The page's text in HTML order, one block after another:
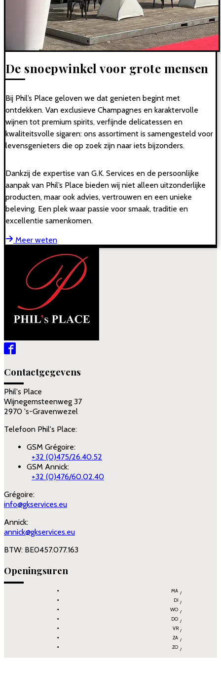
De snoepwinkel voor grote mensen
Bij Phil’s Place geloven we dat genieten begint met
ontdekken. Van exclusieve Champagnes en karaktervolle
wijnen tot premium spirits, verfijnde delicatessen en
kwaliteitsvolle sigaren: ons assortiment is samengesteld voor
levensgenieters die op zoek zijn naar iets bijzonders.
Dankzij de expertise van G.K. Services en de persoonlijke
aanpak van Phil’s Place bieden wij niet alleen uitzonderlijke
producten, maar ook advies, vertrouwen en een unieke
beleving. Een plek waar passie voor smaak, traditie en
excellentie samenkomen.
Meer weten
Contactgegevens
Phil's Place
Wijnegemsteenweg 37
2970 's-Gravenwezel
Telefoon Phil's Place:
GSM Grégoire:
+32 (0)475/26.40.52
GSM Annick:
+32 (0)476/60.02.40
Grégoire:
info@gkservices.eu
Annick:
annick@gkservices.eu
BTW: BE0457.077.163
Openingsuren
MA
DI
WO
DO
VR
ZA
ZO